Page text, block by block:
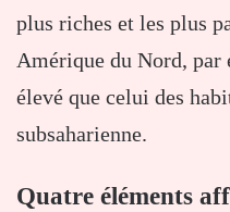
plus riches et les plus
Amérique du Nord, par
élevé que celui des
subsaharienne.
Quatre éléments